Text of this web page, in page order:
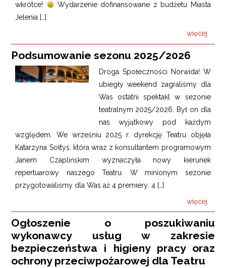
wkrótce!
Wydarzenie dofinansowane z budżetu Miasta
Jelenia […]
więcej
Podsumowanie sezonu 2025/2026
Droga Społeczności Norwida! W
ubiegły weekend zagraliśmy dla
Was ostatni spektakl w sezonie
teatralnym 2025/2026. Był on dla
nas wyjątkowy pod każdym
względem. We wrześniu 2025 r. dyrekcję Teatru objęła
Katarzyna Sołtys, która wraz z konsultantem programowym
Janem Czaplińskim wyznaczyła nowy kierunek
repertuarowy naszego Teatru. W minionym sezonie
przygotowaliśmy dla Was aż 4 premiery: 4 […]
więcej
Ogłoszenie o poszukiwaniu
wykonawcy usług w zakresie
bezpieczeństwa i higieny pracy oraz
ochrony przeciwpożarowej dla Teatru